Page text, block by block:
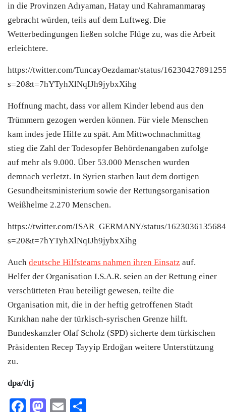
in die Provinzen Adıyaman, Hatay und Kahramanmaraş
gebracht würden, teils auf dem Luftweg. Die
Wetterbedingungen ließen solche Flüge zu, was die Arbeit
erleichtere.
https://twitter.com/TuncayOezdamar/status/
s=20&t=7hYTyhXlNqIJh9jybxXihg
Hoffnung macht, dass vor allem Kinder lebend aus den
Trümmern gezogen werden können. Für viele Menschen
kam indes jede Hilfe zu spät. Am Mittwochnachmittag
stieg die Zahl der Todesopfer Behördenangaben zufolge
auf mehr als 9.000. Über 53.000 Menschen wurden
demnach verletzt. In Syrien starben laut dem dortigen
Gesundheitsministerium sowie der Rettungsorganisation
Weißhelme 2.270 Menschen.
https://twitter.com/ISAR_GERMANY/status/
s=20&t=7hYTyhXlNqIJh9jybxXihg
Auch deutsche Hilfsteams nahmen ihren Einsatz auf.
Helfer der Organisation I.S.A.R. seien an der Rettung einer
verschütteten Frau beteiligt gewesen, teilte die
Organisation mit, die in der heftig getroffenen Stadt
Kırıkhan nahe der türkisch-syrischen Grenze hilft.
Bundeskanzler Olaf Scholz (SPD) sicherte dem türkischen
Präsidenten Recep Tayyip Erdoğan weitere Unterstützung
zu.
dpa/dtj
Facebook
Mastodon
Email